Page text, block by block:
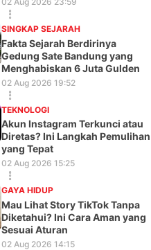
SINGKAP SEJARAH
Fakta Sejarah Berdirinya
Gedung Sate Bandung yang
Menghabiskan 6 Juta Gulden
02 Aug 2026 19:52
TEKNOLOGI
Akun Instagram Terkunci atau
Diretas? Ini Langkah Pemulihan
yang Tepat
02 Aug 2026 15:25
GAYA HIDUP
Mau Lihat Story TikTok Tanpa
Diketahui? Ini Cara Aman yang
Sesuai Aturan
02 Aug 2026 14:15